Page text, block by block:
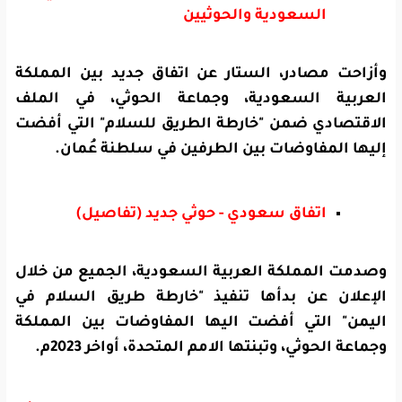
السعودية والحوثيين
وأزاحت مصادر، الستار عن اتفاق جديد بين المملكة
العربية السعودية، وجماعة الحوثي، في الملف
الاقتصادي ضمن "خارطة الطريق للسلام" التي أفضت
إليها المفاوضات بين الطرفين في سلطنة عُمان.
اتفاق سعودي - حوثي جديد (تفاصيل)
وصدمت المملكة العربية السعودية، الجميع من خلال
الإعلان عن بدأها تنفيذ "خارطة طريق السلام في
اليمن" التي أفضت اليها المفاوضات بين المملكة
وجماعة الحوثي، وتبنتها الامم المتحدة، أواخر 2023م.